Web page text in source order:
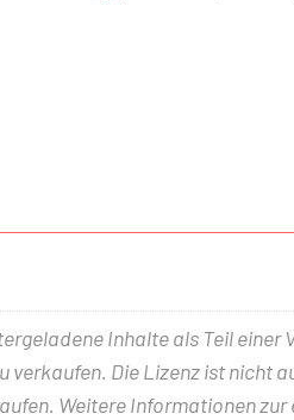
Inhalte als Teil einer
verkaufen. Die Lizenz ist nicht
Weitere Informationen